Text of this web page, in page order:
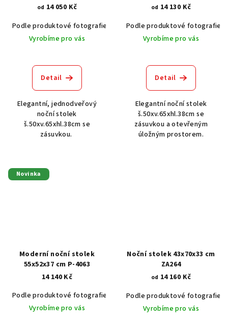
od 14 050 Kč
Podle produktové fotografie
Akát vintage BT1551
Dub světlý
Vyrobíme pro vás
Detail
Elegantní, jednodveřový
noční stolek
š.50xv.65xhl.38cm se
zásuvkou.
od 14 130 Kč
Podle produktové fotografie
Vyrobíme pro vás
Detail
Elegantní noční stolek
š.50xv.65xhl.38cm se
zásuvkou a otevřeným
úložným prostorem.
Novinka
Moderní noční stolek
55x52x37 cm P-4063
14 140 Kč
Podle produktové fotografie
Akát vintage BT1551
Dub světlý
Vyrobíme pro vás
Noční stolek 43x70x33 cm
ZA264
od 14 160 Kč
Podle produktové fotografie
Vyrobíme pro vás